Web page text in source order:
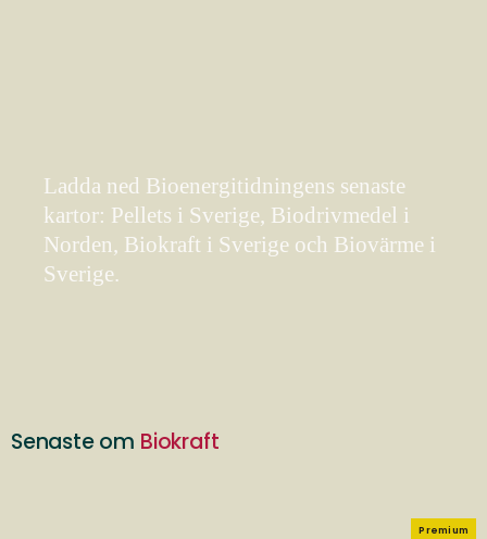
Ladda ned Bioenergitidningens senaste
kartor: Pellets i Sverige, Biodrivmedel i
Norden, Biokraft i Sverige och Biovärme i
Sverige.
Senaste om Biokraft
Premium